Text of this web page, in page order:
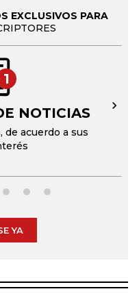
EXCLUSIVOS PARA
1
NOTICIAS
de acuerdo a sus
→
YA